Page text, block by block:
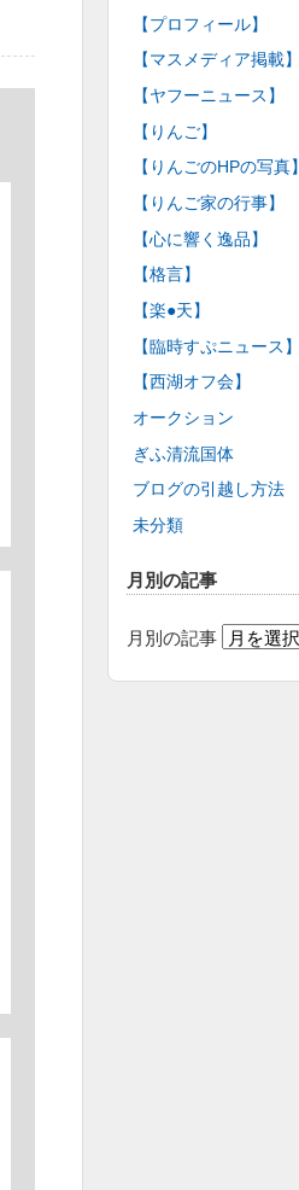
【プロフィール】
【マスメディア掲載】
【ヤフーニュース】
【りんご】
【りんごのHPの写真】
【りんご家の行事】
【心に響く逸品】
【格言】
【楽●天】
【臨時すぷニュース】
【西湖オフ会】
オークション
ぎふ清流国体
ブログの引越し方法
未分類
月別の記事
月別の記事